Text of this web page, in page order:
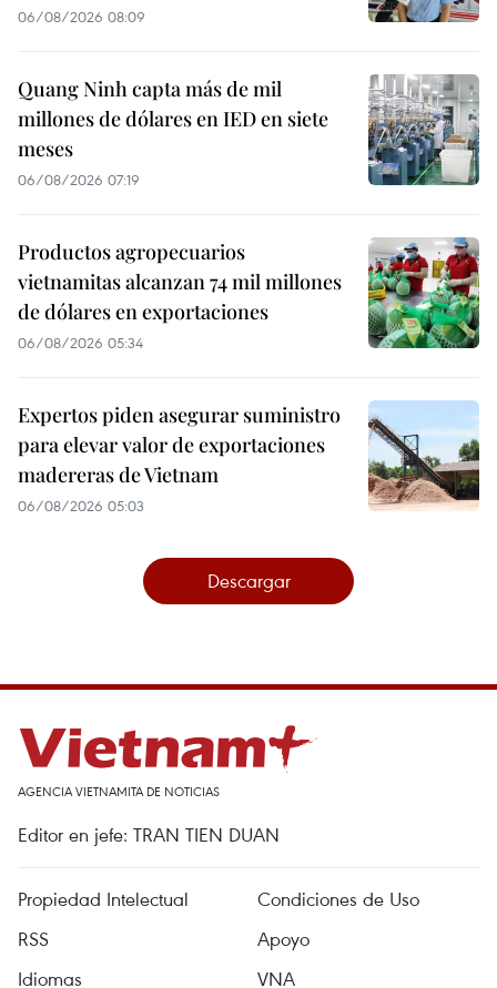
06/08/2026 08:09
Quang Ninh capta más de mil
millones de dólares en IED en siete
meses
06/08/2026 07:19
Productos agropecuarios
vietnamitas alcanzan 74 mil millones
de dólares en exportaciones
06/08/2026 05:34
Expertos piden asegurar suministro
para elevar valor de exportaciones
madereras de Vietnam
06/08/2026 05:03
Descargar
AGENCIA VIETNAMITA DE NOTICIAS
Editor en jefe: TRAN TIEN DUAN
Propiedad Intelectual
Condiciones de Uso
RSS
Apoyo
Idiomas
VNA